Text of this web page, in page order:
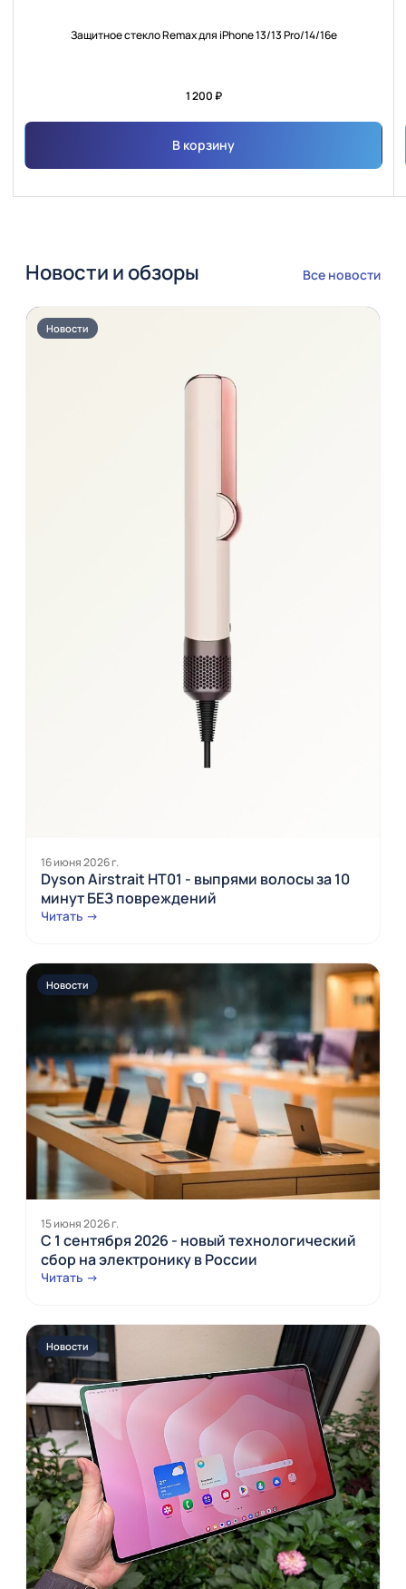
Защитное стекло Remax для iPhone 13/13 Pro/14/16е
1 200 ₽
В корзину
Новости и обзоры Все новости
Новости
16 июня 2026 г.
Dyson Airstrait HT01 - выпрями волосы за 10
минут БЕЗ повреждений
Читать →
Новости
15 июня 2026 г.
С 1 сентября 2026 - новый технологический
сбор на электронику в России
Читать →
Новости